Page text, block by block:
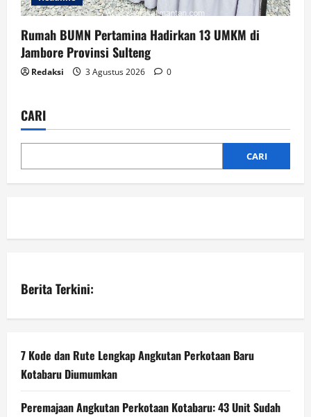
Rumah BUMN Pertamina Hadirkan 13 UMKM di
Jambore Provinsi Sulteng
Redaksi 3 Agustus 2026 0
CARI
CARI
Berita Terkini:
7 Kode dan Rute Lengkap Angkutan Perkotaan Baru
Kotabaru Diumumkan
Peremajaan Angkutan Perkotaan Kotabaru: 43 Unit Sudah